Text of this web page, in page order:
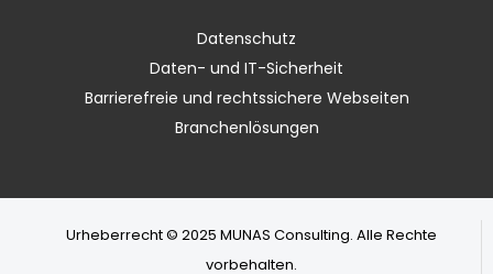
Datenschutz
Daten- und IT-Sicherheit
Barrierefreie und rechtssichere Webseiten
Branchenlösungen
Urheberrecht © 2025 MUNAS Consulting. Alle Rechte
vorbehalten.